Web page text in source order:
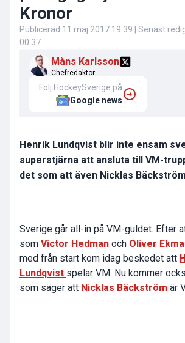
Kronor
Publicerad 11 maj 2017 19:39 | Senast
00:37
Måns Karlsson
Chefredaktör
Följ HockeySverige på
Google news
Henrik Lundqvist blir inte ensam
superstjärna att ansluta till VM-
det som att även Nicklas
Sverige går all-in på VM-guldet. Efter
som Victor Hedman och Oliver
med från start kom idag beskedet att
Lundqvist spelar VM. Nu kommer
som säger att Nicklas Bäckström är